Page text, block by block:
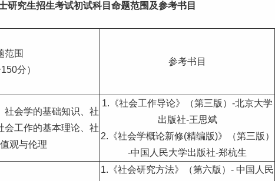
研究生招生考试初试科目命题范围及参考书目
范围
分）
参考书目
社会学的基础知识、社
会工作的基本理论、社
观与伦理
1.《社会工作导论》（第三版）-北京大学
出版社-王思斌
2.《社会学概论新修(精编版)》（第三版）
-中国人民大学出版社-郑杭生
1.《社会研究方法》（第六版）- 中国人民